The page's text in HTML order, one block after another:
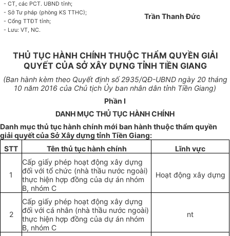
- CT, các PCT. UBND tỉnh;
- Sở Tư pháp (phòng KS TTHC);
- Cổng TTĐT tỉnh;
- Lưu: VT, NC.
Trần Thanh Đức
THỦ TỤC HÀNH CHÍNH THUỘC THẨM QUYỀN GIẢI
QUYẾT CỦA SỞ XÂY DỰNG TỈNH TIỀN GIANG
(Ban hành kèm theo Quyết định số 2935/QĐ-UBND ngày 20tháng
10 năm 2016 của Chủ tịch Ủy ban nhân dân tỉnh Tiền Giang)
Phần I
DANH MỤC THỦ TỤC HÀNH CHÍNH
Danh mục thủ tục hành chính mới ban hành thuộc thẩm quyền
giải quyết của Sở Xây dựng tỉnh Tiền Giang:
STT
Tên thủ tục hành chính Lĩnh vực
1
Cấp giấy phép hoạt động xây dựng
đối với tổ chức (nhà thầu nước ngoài)
thực hiện hợp đồng của dự án nhóm
B, nhóm C
Hoạt động xây dựng
2
Cấp giấy phép hoạt động xây dựng
đối với cá nhân (nhà thầu nước ngoài)
thực hiện hợp đồng của dự án nhóm
B, nhóm C
nt